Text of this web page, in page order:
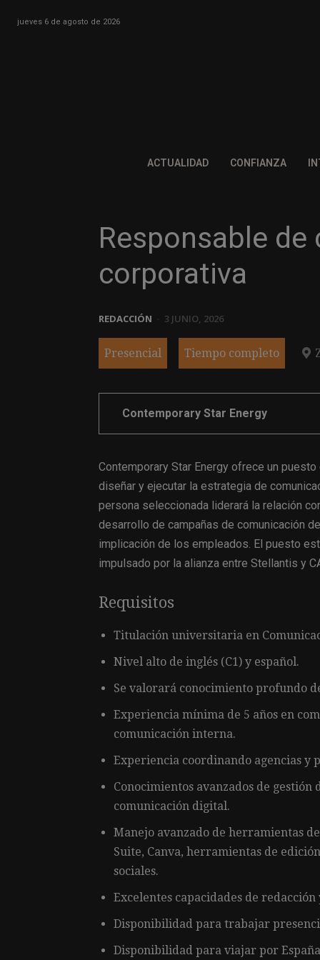
jueves 6 de agosto de 2026
ACTUALIDAD CONFIANZA
Responsable
corporativa
REDACCIÓN 3 JUNIO, 2026
Presencial Tiempo completo
Contemporary Star Energy
Contemporary Star Energy ofrece un
diseñar y ejecutar la estrategia de
persona seleccionada liderará la relación
desarrollo de campañas de comunicación
implicación de los empleados. El puesto
impulsado por la alianza entre Stellantis y
Requisitos
Titulación universitaria en
Nivel alto de inglés (C1) y español.
Se valorará conocimiento profundo
Experiencia mínima de 5 años en
comunicación interna.
Experiencia coordinando agencias y
Conocimientos avanzados de
comunicación digital.
Manejo avanzado de herramientas
Suite, Canva, herramientas de
sociales.
Excelentes capacidades de
Disponibilidad para trabajar
Disponibilidad para viajar por